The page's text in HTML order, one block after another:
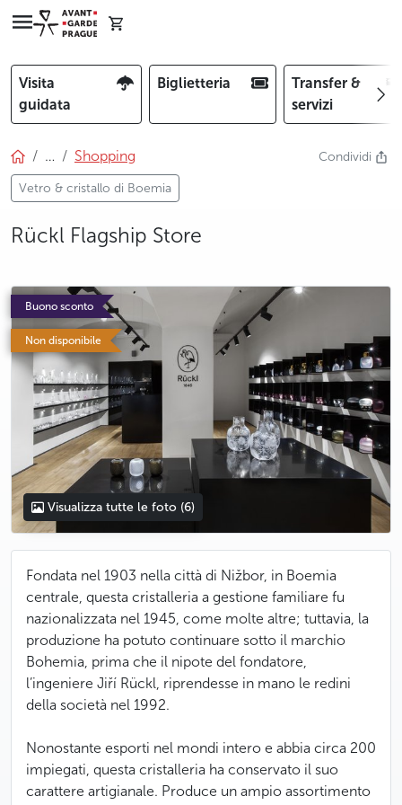
Visita
guidata
Biglietteria
Transfer &
servizi
… Shopping
Vetro & cristallo di Boemia
Condividi
Rückl Flagship Store
Buono sconto
Non disponibile
photo 5
photo 6
Visualizza tutte le foto (6)
Fondata nel 1903 nella città di Nižbor, in Boemia
centrale, questa cristalleria a gestione familiare fu
nazionalizzata nel 1945, come molte altre; tuttavia, la
produzione ha potuto continuare sotto il marchio
Bohemia, prima che il nipote del fondatore,
l’ingeniere Jiří Rückl, riprendesse in mano le redini
della società nel 1992.
Nonostante esporti nel mondi intero e abbia circa 200
impiegati, questa cristalleria ha conservato il suo
carattere artigianale. Produce un ampio assortimento